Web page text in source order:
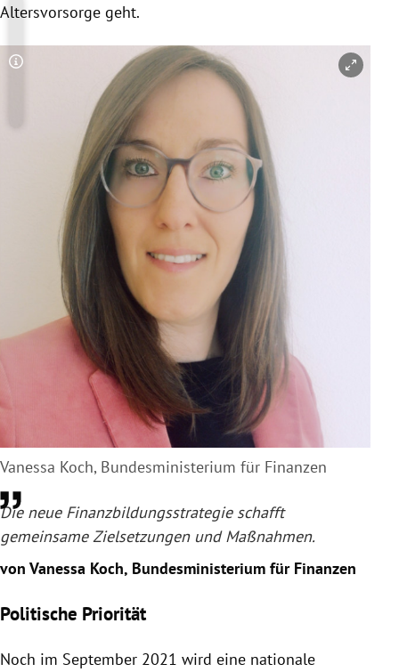
Altersvorsorge geht.
Copyright-Hinweis öffnen/schließen
Vanessa Koch, Bundesministerium für Finanzen
Die neue Finanzbildungsstrategie schafft
gemeinsame Zielsetzungen und Maßnahmen.
von Vanessa Koch, Bundesministerium für Finanzen
Politische Priorität
Noch im September 2021 wird eine nationale